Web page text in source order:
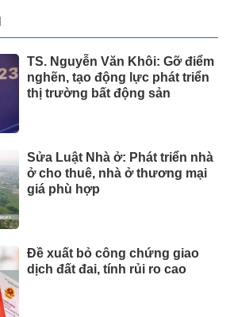
TS. Nguyễn Văn Khôi: Gỡ điểm
nghẽn, tạo động lực phát triển
thị trường bất động sản
Sửa Luật Nhà ở: Phát triển nhà
ở cho thuê, nhà ở thương mại
giá phù hợp
Đề xuất bỏ công chứng giao
dịch đất đai, tính rủi ro cao